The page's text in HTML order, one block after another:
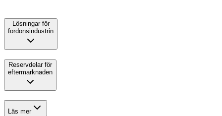
Lösningar för
fordonsindustrin
Reservdelar för
eftermarknaden
Läs mer